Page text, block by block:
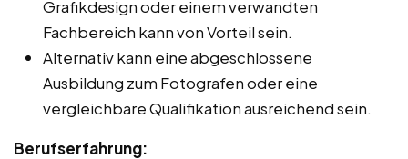
Grafikdesign oder einem verwandten
Fachbereich kann von Vorteil sein.
Alternativ kann eine abgeschlossene
Ausbildung zum Fotografen oder eine
vergleichbare Qualifikation ausreichend sein.
Berufserfahrung: